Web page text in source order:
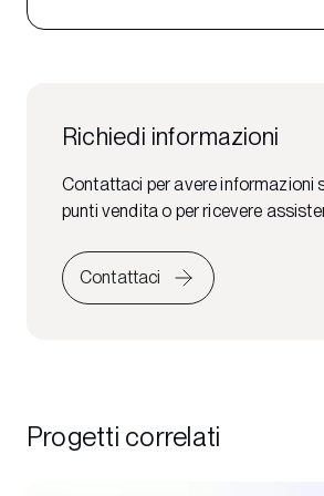
Richiedi informazioni
Contattaci per avere informazioni
punti vendita o per ricevere
Contattaci
Progetti correlati